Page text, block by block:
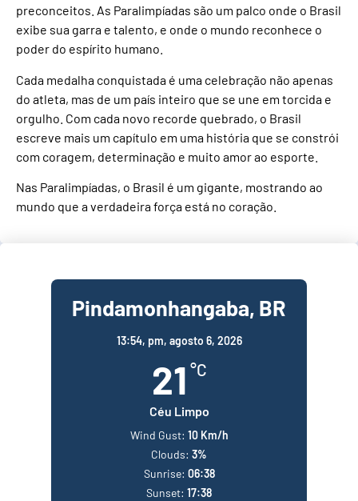
preconceitos. As Paralimpíadas são um palco onde o Brasil
exibe sua garra e talento, e onde o mundo reconhece o
poder do espírito humano.
Cada medalha conquistada é uma celebração não apenas
do atleta, mas de um país inteiro que se une em torcida e
orgulho. Com cada novo recorde quebrado, o Brasil
escreve mais um capítulo em uma história que se constrói
com coragem, determinação e muito amor ao esporte.
Nas Paralimpíadas, o Brasil é um gigante, mostrando ao
mundo que a verdadeira força está no coração.
Pindamonhangaba, BR
13:54, pm, agosto 6, 2026
21 °C
Céu Limpo
Wind Gust: 10 Km/h
Clouds: 3%
Sunrise: 06:38
Sunset: 17:38